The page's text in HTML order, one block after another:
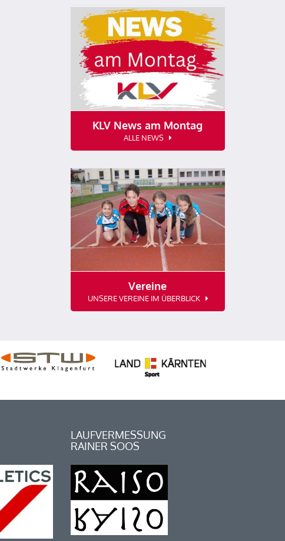
KLV News am Montag
ALLE NEWS
Vereine
UNSERE VEREINE IM ÜBERBLICK
LAUFVERMESSUNG
RAINER SOOS